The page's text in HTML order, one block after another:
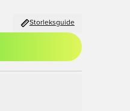
Storleksguide
som medlem